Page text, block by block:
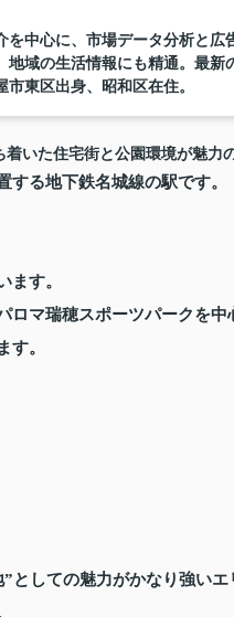
を中心に、市場データ分析と
地域の生活情報にも精通。最
東区出身、昭和区在住。
いた住宅街と公園環境が魅力
する地下鉄名城線の駅です。
ます。
ロマ瑞穂スポーツパークを中
す。
しての魅力がかなり強いエ